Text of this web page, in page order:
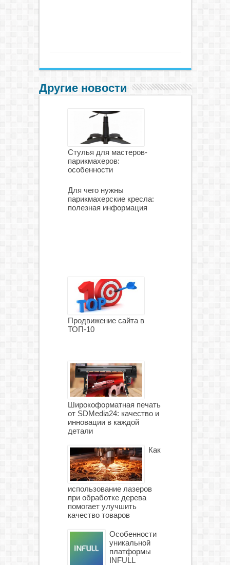
Другие новости
Стулья для мастеров-
парикмахеров:
особенности
Для чего нужны
парикмахерские кресла:
полезная информация
Продвижение сайта в
ТОП-10
Широкоформатная печать
от SDMedia24: качество и
инновации в каждой
детали
Как
использование лазеров
при обработке дерева
помогает улучшить
качество товаров
Особенности
уникальной
платформы
INFULL